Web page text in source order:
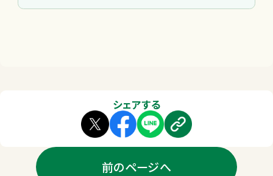
シェアする
前のページへ